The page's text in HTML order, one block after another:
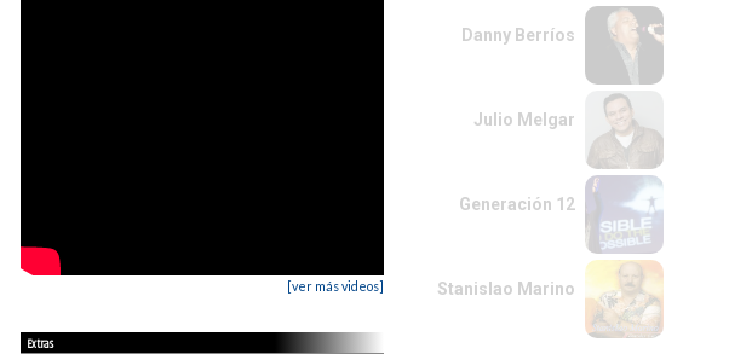
[ver más videos]
Extras
Danny Berríos
Julio Melgar
Generación 12
Stanislao Marino